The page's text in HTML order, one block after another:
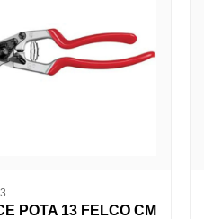
POTA 13 FELCO CM